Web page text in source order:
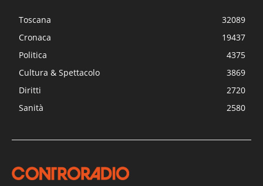
Toscana
32089
Cronaca
19437
Politica
4375
Cultura & Spettacolo
3869
Diritti
2720
Sanità
2580